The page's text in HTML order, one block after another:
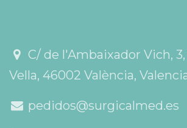
C/ de l'Ambaixador Vich,
Vella, 46002 València,
pedidos@surgicalmed.es